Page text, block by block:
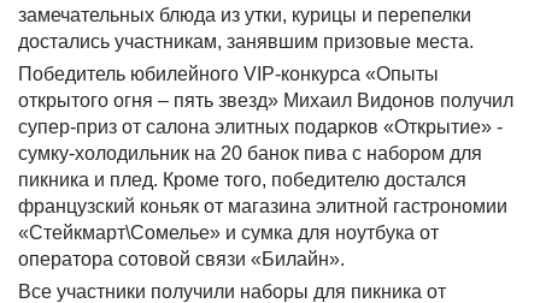
замечательных блюда из утки, курицы и перепелки
достались участникам, занявшим призовые места.
Победитель юбилейного VIP-конкурса «Опыты
открытого огня – пять звезд» Михаил Видонов получил
супер-приз от салона элитных подарков «Открытие» -
сумку-холодильник на 20 банок пива с набором для
пикника и плед. Кроме того, победителю достался
французский коньяк от магазина элитной гастрономии
«Стейкмарт\Сомелье» и сумка для ноутбука от
оператора сотовой связи «Билайн».
Все участники получили наборы для пикника от